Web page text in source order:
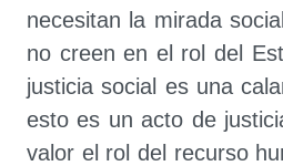
necesitan la mirada
no creen en el rol del
justicia social es una
esto es un acto de
valor el rol del recurso